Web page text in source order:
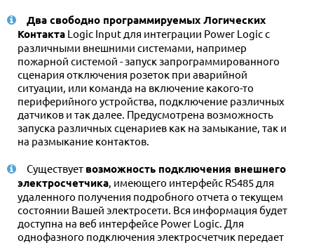
Два свободно программируемых Логических
Контакта Logic Input для интеграции Power Logic с
различными внешними системами, например
пожарной системой - запуск запрограммированного
сценария отключения розеток при аварийной
ситуации, или команда на включение какого-то
периферийного устройства, подключение различных
датчиков и так далее. Предусмотрена возможность
запуска различных сценариев как на замыкание, так и
на размыкание контактов.
Существует возможность подключения внешнего
электросчетчика, имеющего интерфейс RS485 для
удаленного получения подробного отчета о текущем
состоянии Вашей электросети. Вся информация будет
доступна на веб интерфейсе Power Logic. Для
однофазного подключения электросчетчик передает